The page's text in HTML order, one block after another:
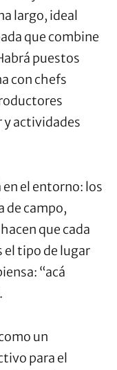
largo, ideal
que combine
puestos
con chefs
y actividades
el entorno: los
de campo,
que cada
el tipo de lugar
“acá
un
para el